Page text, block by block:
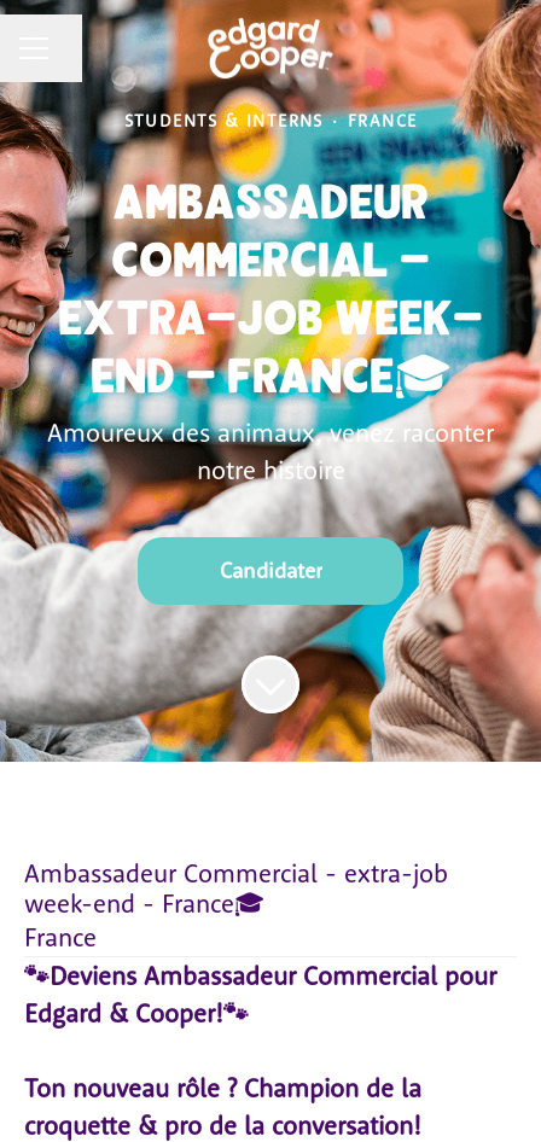
CAREER MENU
Share page
STUDENTS & INTERNS · FRANCE
Ambassadeur
Commercial -
extra-job week-
end - France🎓
Amoureux des animaux, venez raconter
notre histoire
Candidater
Ambassadeur Commercial - extra-job
week-end - France🎓
France
🐾Deviens Ambassadeur Commercial pour
Edgard & Cooper!🐾
Ton nouveau rôle ? Champion de la
croquette & pro de la conversation!